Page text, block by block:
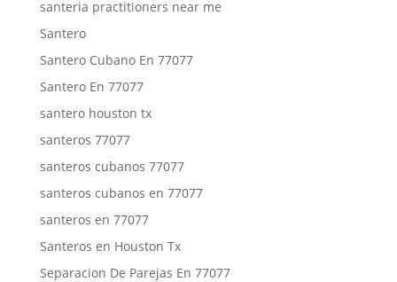
santeria practitioners near me
Santero
Santero Cubano En 77077
Santero En 77077
santero houston tx
santeros 77077
santeros cubanos 77077
santeros cubanos en 77077
santeros en 77077
Santeros en Houston Tx
Separacion De Parejas En 77077